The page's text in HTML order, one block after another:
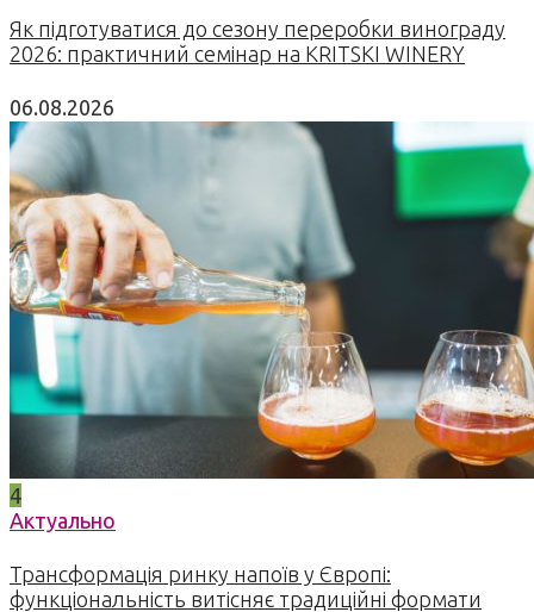
Як підготуватися до сезону переробки винограду
2026: практичний семінар на KRITSKI WINERY
06.08.2026
4
Актуально
Трансформація ринку напоїв у Європі:
функціональність витісняє традиційні формати